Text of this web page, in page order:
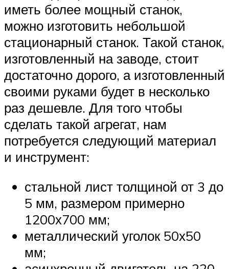
иметь более мощный станок,
можно изготовить небольшой
стационарный станок. Такой станок,
изготовленный на заводе, стоит
достаточно дорого, а изготовленный
своими руками будет в несколько
раз дешевле. Для того чтобы
сделать такой агрегат, нам
потребуется следующий материал
и инструмент:
стальной лист толщиной от 3 до
5 мм, размером примерно
1200х700 мм;
металлический уголок 50х50
мм;